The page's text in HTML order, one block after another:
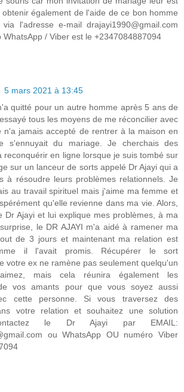
également de l'aide de ce bon homme
via l'adresse e-mail drajayi1990@gmail.com
WhatsApp / Viber est le +2347084887094
5 mars 2021 à 13:45
quitté pour un autre homme après 5 ans de
tous les moyens de me réconcilier avec
n'a jamais accepté de rentrer à la maison en
s'ennuyait du mariage. Je cherchais des
reconquérir en ligne lorsque je suis tombé sur
sur un lanceur de sorts appelé Dr Ajayi qui a
à résoudre leurs problèmes relationnels. Je
au travail spirituel mais j'aime ma femme et
qu'elle revienne dans ma vie. Alors,
Dr Ajayi et lui explique mes problèmes, à ma
le DR AJAYI m'a aidé à ramener ma
de 3 jours et maintenant ma relation est
il l'avait promis. Récupérer le sort
votre ex ne ramène pas seulement quelqu'un
mais cela réunira également les
vos amants pour que vous soyez aussi
cette personne. Si vous traversez des
votre relation et souhaitez une solution
le Dr Ajayi par EMAIL:
ou WhatsApp OU numéro Viber